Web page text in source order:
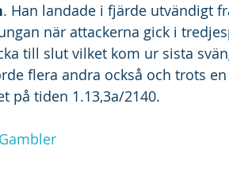
. Han landade i fjärde utvändigt
när attackerna gick i
till slut vilket kom ur sista
flera andra också och trots
på tiden 1.13,3a/2140.